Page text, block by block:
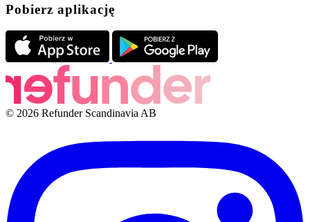
Pobierz aplikację
© 2026 Refunder Scandinavia AB